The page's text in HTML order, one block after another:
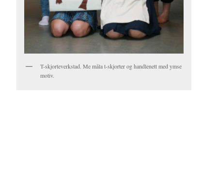
T-skjorteverkstad. Me måla t-skjorter og handlenett med ymse
motiv.